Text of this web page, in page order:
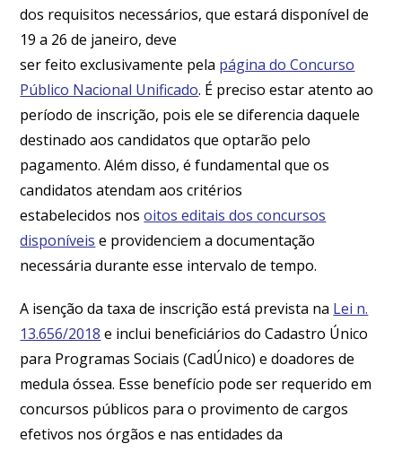
dos requisitos necessários, que estará disponível de
19 a 26 de janeiro, deve
ser feito exclusivamente pela página do Concurso
Público Nacional Unificado. É preciso estar atento ao
período de inscrição, pois ele se diferencia daquele
destinado aos candidatos que optarão pelo
pagamento. Além disso, é fundamental que os
candidatos atendam aos critérios
estabelecidos nosoitos editais dos concursos
disponíveis e providenciem a documentação
necessária durante esse intervalo de tempo.
A isenção da taxa de inscrição está prevista na Lei n.
13.656/2018 e inclui beneficiários do Cadastro Único
para Programas Sociais (CadÚnico) e doadores de
medula óssea. Esse benefício pode ser requerido em
concursos públicos para o provimento de cargos
efetivos nos órgãos e nas entidades da